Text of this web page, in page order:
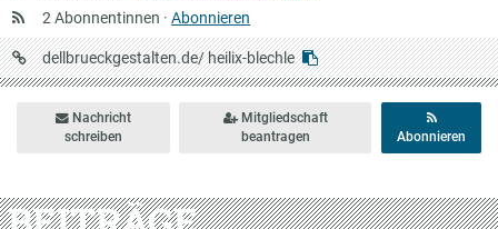
Mitglieder
2 Abonnentinnen ·Abonnieren
URL
auf
dellbrueckgestalten.de/ heilix-blechle
Nachricht
schreiben
Mitgliedschaft
beantragen
Abonnieren